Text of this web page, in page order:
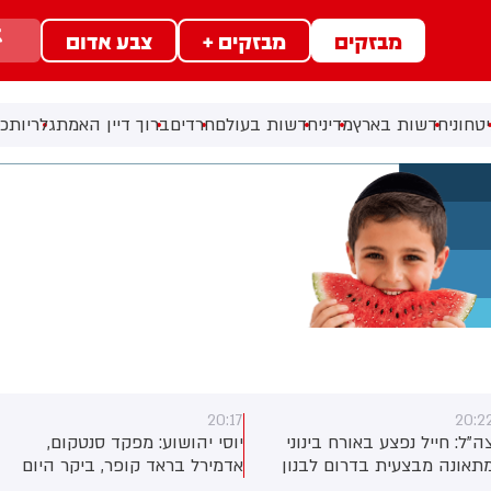
מבזקים מבזקים + צבע אדום
חדשות בארץמדיניחדשות בעולםחרדיםברוך דיין האמתגלריות
יהושוע: מפקד סנטקום,
בראד קופר, ביקר היום
20:15
עמית סגל: דן אילוז, שעבר
מהליכוד לישראל ביתנו: עדיפה